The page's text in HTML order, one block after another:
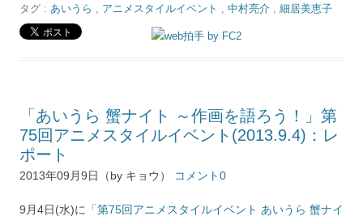
タグ : あいうら アニメスタイルイベント 中村亮介 細居美恵子
「あいうら 蟹ナイト ～作画を語ろう！」第
75回アニメスタイルイベント(2013.9.4)：レ
ポート
2013年09月9日（by キョウ） コメント0
9月4日(水)に
「第75回アニメスタイルイベント あいうら 蟹ナイ